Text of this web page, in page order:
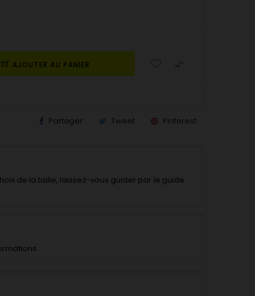
AJOUTER AU PANIER
Partager Tweet Pinterest
de la taille, laissez-vous guider par le guide